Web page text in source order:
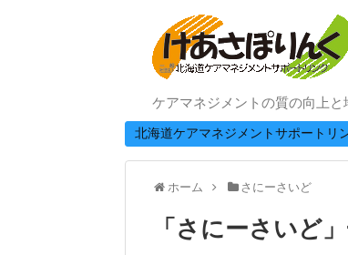
ケアマネジメントの質の向上
北海道ケアマネジメントサポートリ
ホーム さにーさいど
「 さにーさいど 」